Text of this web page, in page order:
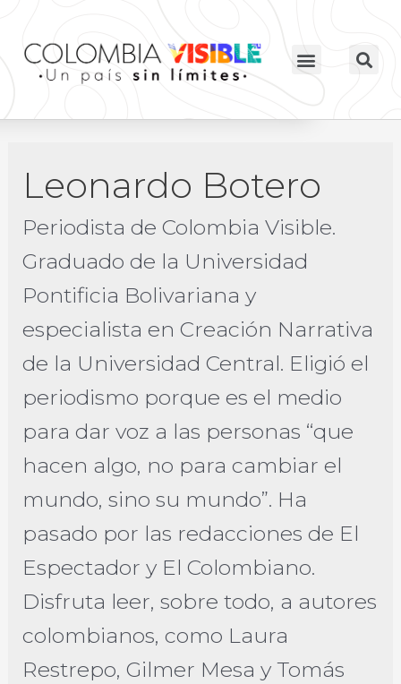
Leonardo Botero
Periodista de Colombia Visible.
Graduado de la Universidad
Pontificia Bolivariana y
especialista en Creación Narrativa
de la Universidad Central. Eligió el
periodismo porque es el medio
para dar voz a las personas “que
hacen algo, no para cambiar el
mundo, sino su mundo”. Ha
pasado por las redacciones de El
Espectador y El Colombiano.
Disfruta leer, sobre todo, a autores
colombianos, como Laura
Restrepo, Gilmer Mesa y Tomás